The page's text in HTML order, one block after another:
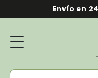
Envío en